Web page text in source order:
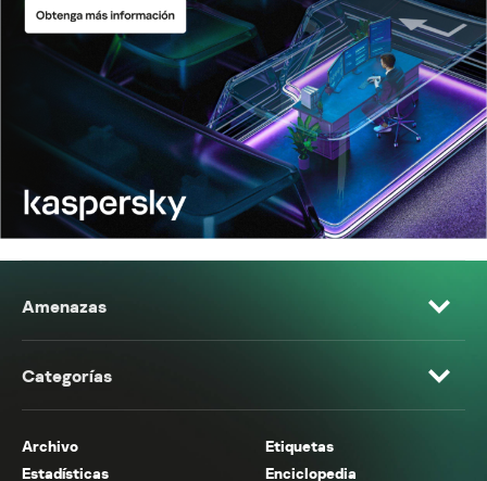
Amenazas
Categorías
Archivo
Etiquetas
Estadísticas
Enciclopedia